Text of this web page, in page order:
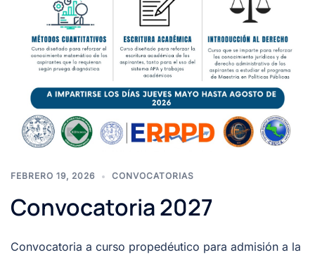
FEBRERO 19, 2026 CONVOCATORIAS
Convocatoria 2027
Convocatoria a curso propedéutico para admisión a la